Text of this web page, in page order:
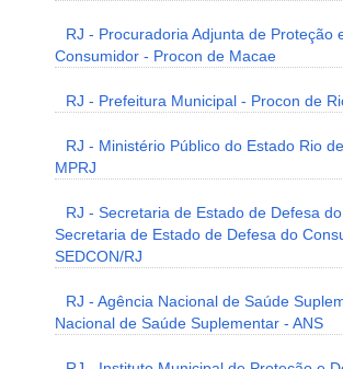
RJ - Procuradoria Adjunta de Proteção
Consumidor - Procon de Macae
RJ - Prefeitura Municipal - Procon de
RJ - Ministério Público do Estado Rio
MPRJ
RJ - Secretaria de Estado de Defesa
Secretaria de Estado de Defesa do
SEDCON/RJ
RJ - Agência Nacional de Saúde
Nacional de Saúde Suplementar - ANS